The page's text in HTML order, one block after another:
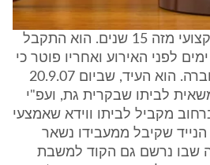
2. X העיד שהוא נהג מקצועי מזה 15 שנים. הוא התקבל
לעבודה בתובעת רק 4 ימים לפני האירוע ואחריו פוטר כי
לא נותרה לו עבודה בחברה. הוא העיד, שביום 20.9.07
לביתו שבקרית גת, ועפ"י
מקביל לביתו ווידא שאמצעי
הנייד שקיבל ממעבידו נשאר
שבו נרשם גם הקוד למשבת